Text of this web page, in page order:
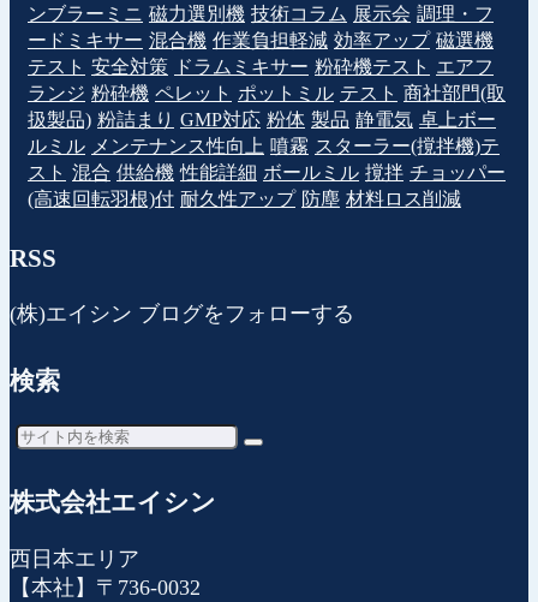
ンブラーミニ 磁力選別機 技術コラム 展示会 調理・フ
ードミキサー 混合機 作業負担軽減 効率アップ 磁選機
テスト 安全対策 ドラムミキサー 粉砕機テスト エアフ
ランジ 粉砕機 ペレット ポットミル テスト 商社部門(取
扱製品) 粉詰まり GMP対応 粉体 製品 静電気 卓上ボー
ルミル メンテナンス性向上 噴霧 スターラー(撹拌機)テ
スト 混合 供給機 性能詳細 ボールミル 撹拌 チョッパー
(高速回転羽根)付 耐久性アップ 防塵 材料ロス削減
RSS
(株)エイシン ブログをフォローする
検索
株式会社エイシン
西日本エリア
【本社】〒736-0032